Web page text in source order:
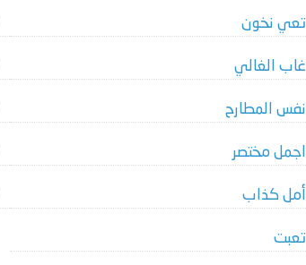
تعي نخون
غاب الغالي
نفس المطارح
اجمل مختصر
أمل كذاب
تعبت